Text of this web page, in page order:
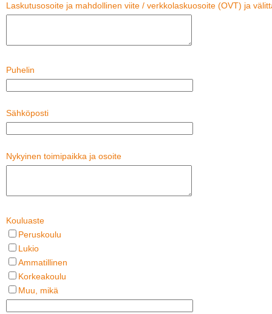
Laskutusosoite ja mahdollinen viite / verkkolaskuosoite (OVT) ja
Puhelin
Sähköposti
Nykyinen toimipaikka ja osoite
Kouluaste
Peruskoulu
Lukio
Ammatillinen
Korkeakoulu
Muu, mikä